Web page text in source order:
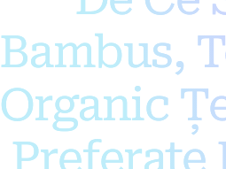
Bambus,
Organic
Preferate